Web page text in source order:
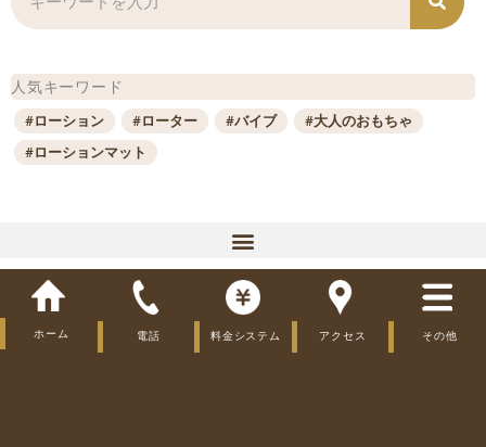
索
人気キーワード
#ローション #ローター #バイブ
#大人のおもちゃ
#ローションマット
大人のおもちゃ
ホーム 電話 料金システム アクセス その他